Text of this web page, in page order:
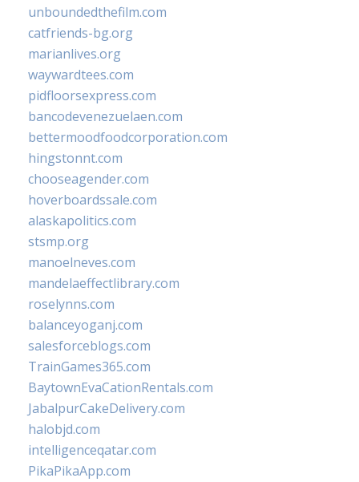
unboundedthefilm.com
catfriends-bg.org
marianlives.org
waywardtees.com
pidfloorsexpress.com
bancodevenezuelaen.com
bettermoodfoodcorporation.com
hingstonnt.com
chooseagender.com
hoverboardssale.com
alaskapolitics.com
stsmp.org
manoelneves.com
mandelaeffectlibrary.com
roselynns.com
balanceyoganj.com
salesforceblogs.com
TrainGames365.com
BaytownEvaCationRentals.com
JabalpurCakeDelivery.com
halobjd.com
intelligenceqatar.com
PikaPikaApp.com